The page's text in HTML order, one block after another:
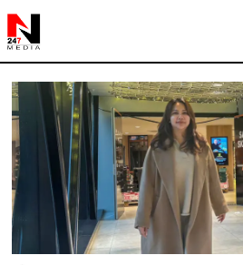
Tag:
thairestaurant